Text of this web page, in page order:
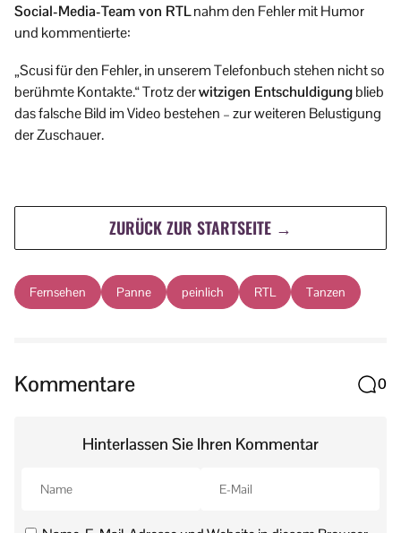
Social-Media-Team von RTLnahm den Fehler mit Humor
und kommentierte:
„Scusi für den Fehler, in unserem Telefonbuch stehen nicht so
berühmte Kontakte.“ Trotz derwitzigen Entschuldigungblieb
das falsche Bild im Video bestehen – zur weiteren Belustigung
der Zuschauer.
ZURÜCK ZUR STARTSEITE →
Fernsehen Panne peinlich RTL Tanzen
Kommentare 0
Hinterlassen Sie Ihren Kommentar